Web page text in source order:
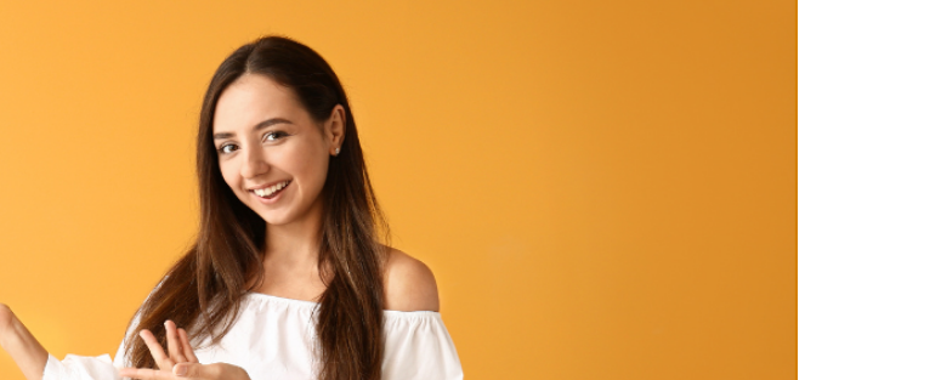
Środki z tytułu przyznanego Limitu
kredytowego zostaną postawione do
dyspozycji Klienta jednorazowo na